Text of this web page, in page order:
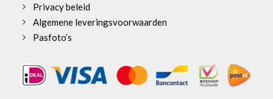
Privacy beleid
Algemene leveringsvoorwaarden
Pasfoto’s